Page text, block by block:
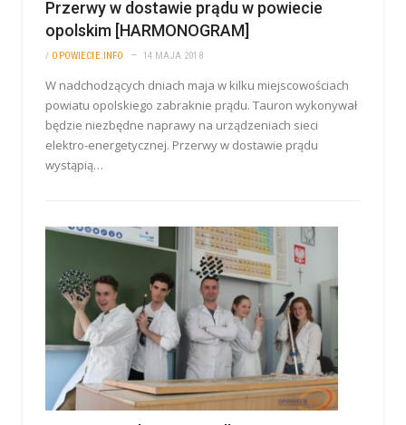
Przerwy w dostawie prądu w powiecie
opolskim [HARMONOGRAM]
/ OPOWIECIE.INFO 14 MAJA 2018
W nadchodzących dniach maja w kilku miejscowościach
powiatu opolskiego zabraknie prądu. Tauron wykonywał
będzie niezbędne naprawy na urządzeniach sieci
elektro-energetycznej. Przerwy w dostawie prądu
wystąpią…